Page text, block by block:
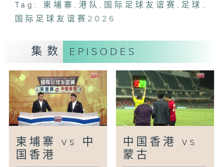
Tag:
柬埔寨 , 港队 , 国际足球友谊赛 , 足球 ,
国际足球友谊赛2026
集数 EPISODES
柬埔寨 vs 中
国香港
中国香港 vs
蒙古